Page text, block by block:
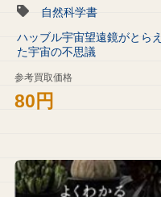
自然科学書
ハッブル宇宙望遠鏡がとらえ
た宇宙の不思議
参考買取価格
80円